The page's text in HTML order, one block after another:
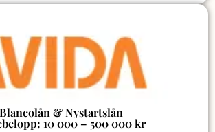
Blancolån & Nystartslån
10 000 – 500 000 kr